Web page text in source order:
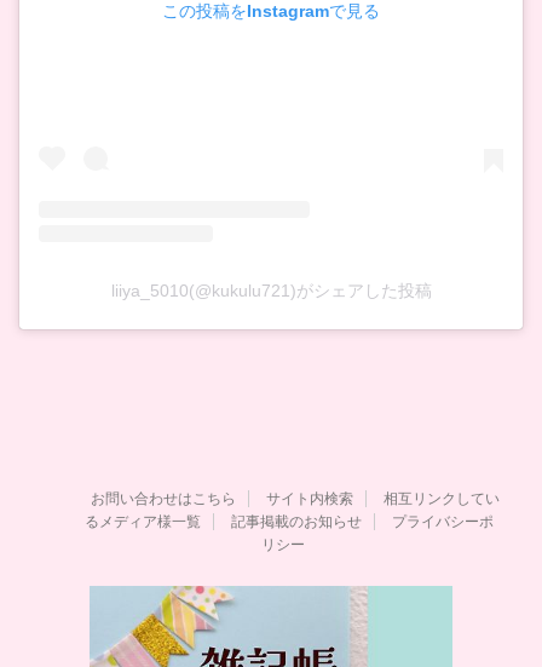
この投稿をInstagramで見る
liiya_5010(@kukulu721)がシェアした投稿
お問い合わせはこちら サイト内検索
相互リンクしてい
るメディア様一覧
記事掲載のお知らせ
プライバシーポ
リシー